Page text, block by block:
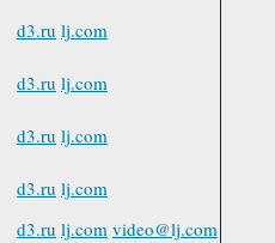
d3.ru lj.com
d3.ru lj.com
d3.ru lj.com
d3.ru lj.com
d3.ru lj.com video@lj.com